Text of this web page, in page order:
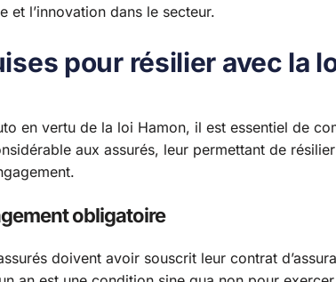
et l’innovation dans le secteur.
pour résilier avec la
en vertu de la loi Hamon, il est essentiel de
aux assurés, leur permettant de
obligatoire
doivent avoir souscrit leur contrat